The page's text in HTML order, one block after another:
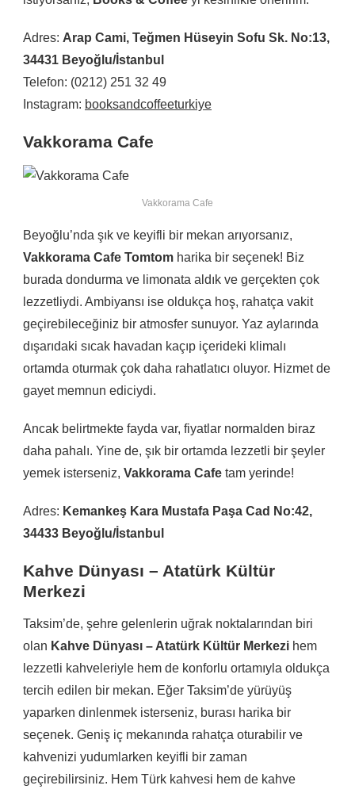
Adres: Arap Cami, Teğmen Hüseyin Sofu Sk. No:13,
34431 Beyoğlu/İstanbul
Telefon: (0212) 251 32 49
Instagram: booksandcoffeeturkiye
Vakkorama Cafe
Vakkorama Cafe
Beyoğlu’nda şık ve keyifli bir mekan arıyorsanız,
Vakkorama Cafe Tomtom harika bir seçenek! Biz
burada dondurma ve limonata aldık ve gerçekten çok
lezzetliydi. Ambiyansı ise oldukça hoş, rahatça vakit
geçirebileceğiniz bir atmosfer sunuyor. Yaz aylarında
dışarıdaki sıcak havadan kaçıp içerideki klimalı
ortamda oturmak çok daha rahatlatıcı oluyor. Hizmet de
gayet memnun ediciydi.
Ancak belirtmekte fayda var, fiyatlar normalden biraz
daha pahalı. Yine de, şık bir ortamda lezzetli bir şeyler
yemek isterseniz, Vakkorama Cafe tam yerinde!
Adres: Kemankeş Kara Mustafa Paşa Cad No:42,
34433 Beyoğlu/İstanbul
Kahve Dünyası – Atatürk Kültür
Merkezi
Taksim’de, şehre gelenlerin uğrak noktalarından biri
olan Kahve Dünyası – Atatürk Kültür Merkezi hem
lezzetli kahveleriyle hem de konforlu ortamıyla oldukça
tercih edilen bir mekan. Eğer Taksim’de yürüyüş
yaparken dinlenmek isterseniz, burası harika bir
seçenek. Geniş iç mekanında rahatça oturabilir ve
kahvenizi yudumlarken keyifli bir zaman
geçirebilirsiniz. Hem Türk kahvesi hem de kahve